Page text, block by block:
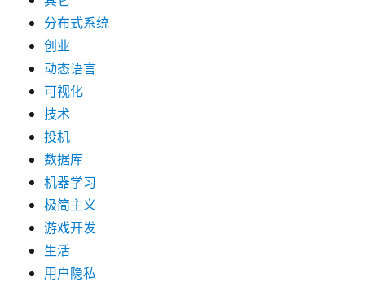
分布式系统
创业
动态语言
可视化
技术
投机
数据库
机器学习
极简主义
游戏开发
生活
用户隐私